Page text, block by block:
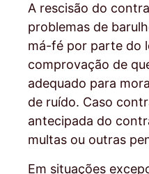
A rescisão do
problemas de
má-fé por parte do
comprovação de
adequado para
de ruído. Caso
antecipada do
multas ou outras
Em situações